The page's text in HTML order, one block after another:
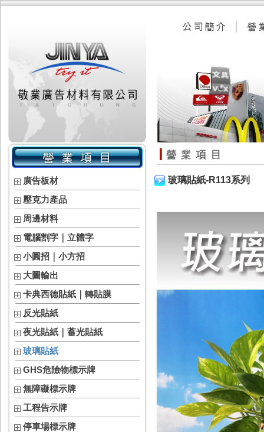
廣告板材
壓克力產品
周邊材料
電腦割字｜立體字
小圓招｜小方招
大圖輸出
卡典西德貼紙｜轉貼膜
反光貼紙
夜光貼紙｜蓄光貼紙
玻璃貼紙
GHS危險物標示牌
無障礙標示牌
工程告示牌
停車場標示牌
玻璃貼紙-R113系列